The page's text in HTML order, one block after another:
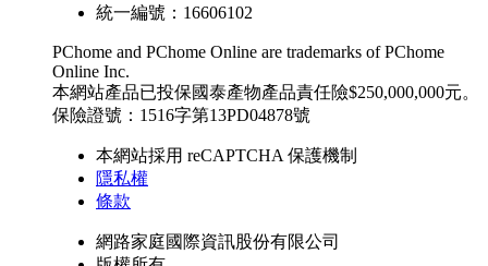
統一編號：16606102
PChome and PChome Online are trademarks of PChome
Online Inc.
本網站產品已投保國泰產物產品責任險$250,000,000元。
保險證號：1516字第13PD04878號
本網站採用 reCAPTCHA 保護機制
隱私權
條款
網路家庭國際資訊股份有限公司